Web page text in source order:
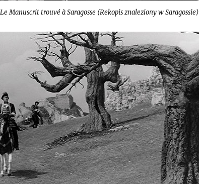
Le Manuscrit trouvé à Saragosse (Rekopis znaleziony w Saragossie)